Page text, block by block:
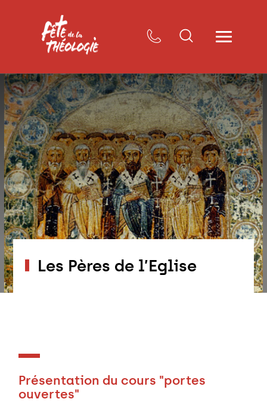
Les Pères de l’Eglise
Présentation du cours "portes
ouvertes"